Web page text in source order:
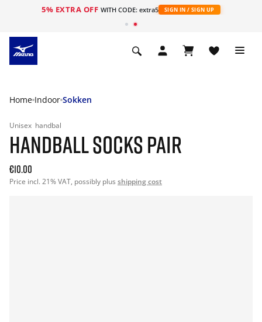
5% EXTRA OFF WITH CODE: extra5 SIGN IN / SIGN UP
Home Indoor Sokken
Unisex handbal
HANDBALL SOCKS PAIR
€10.00
Price incl. 21% VAT, possibly plus shipping cost